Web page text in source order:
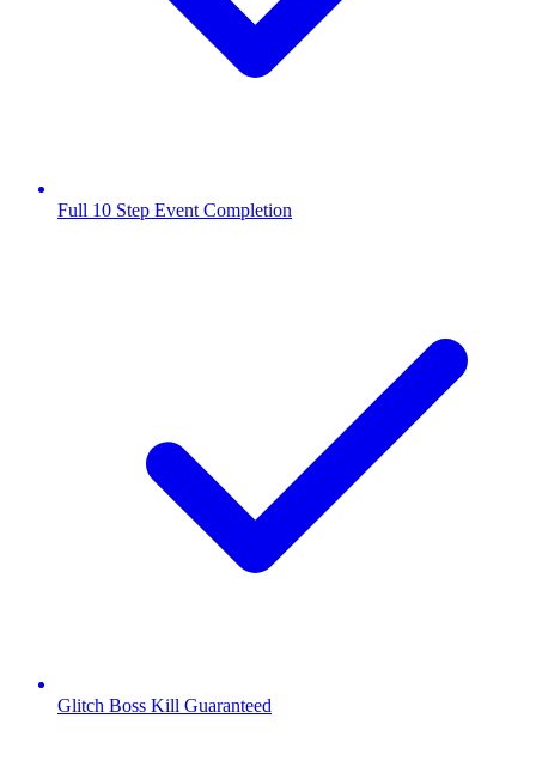
Full 10 Step Event Completion
Glitch Boss Kill Guaranteed